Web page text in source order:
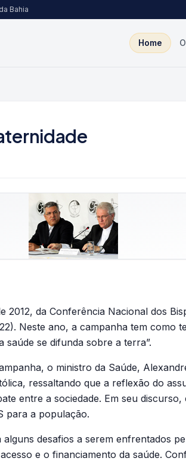
Bahia
Home
2012, da Conferência Nacional dos
Neste ano, a campanha tem como
saúde se difunda sobre a terra”.
o ministro da Saúde,
ressaltando que a reflexão do
entre a sociedade. Em seu
para a população.
desafios a serem enfrentados
e o financiamento da saúde.